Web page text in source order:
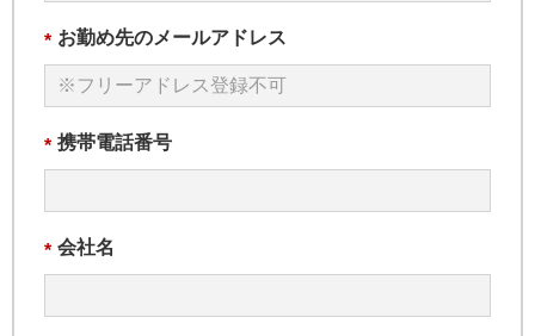
* お勤め先のメールアドレス
* 携帯電話番号
* 会社名